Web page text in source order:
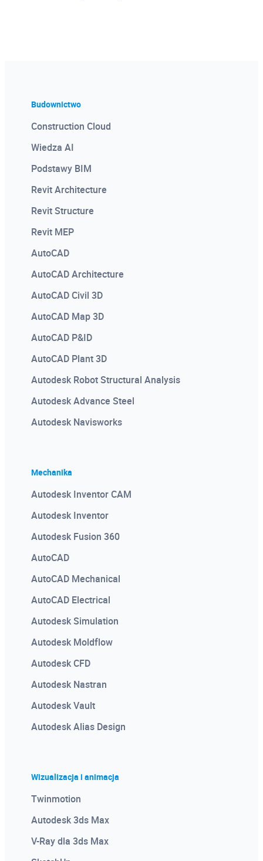
Budownictwo
Construction Cloud
Wiedza AI
Podstawy BIM
Revit Architecture
Revit Structure
Revit MEP
AutoCAD
AutoCAD Architecture
AutoCAD Civil 3D
AutoCAD Map 3D
AutoCAD P&ID
AutoCAD Plant 3D
Autodesk Robot Structural Analysis
Autodesk Advance Steel
Autodesk Navisworks
Mechanika
Autodesk Inventor CAM
Autodesk Inventor
Autodesk Fusion 360
AutoCAD
AutoCAD Mechanical
AutoCAD Electrical
Autodesk Simulation
Autodesk Moldflow
Autodesk CFD
Autodesk Nastran
Autodesk Vault
Autodesk Alias Design
Wizualizacja i animacja
Twinmotion
Autodesk 3ds Max
V-Ray dla 3ds Max